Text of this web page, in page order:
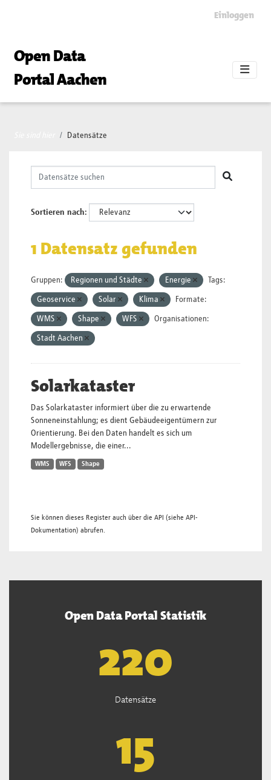
Einloggen
Open Data
Portal Aachen
Datensätze
Sortieren nach
1 Datensatz gefunden
Gruppen: Regionen und Städte Energie Tags:
Geoservice Solar Klima Formate:
WMS Shape WFS Organisationen:
Stadt Aachen
Solarkataster
Das Solarkataster informiert über die zu erwartende
Sonneneinstahlung; es dient Gebäudeeigentümern zur
Orientierung. Bei den Daten handelt es sich um
Modellergebnisse, die einer...
WMS WFS Shape
Sie können dieses Register auch über die API (siehe API-
Dokumentation) abrufen.
Open Data Portal Statistik
222
Datensätze
15